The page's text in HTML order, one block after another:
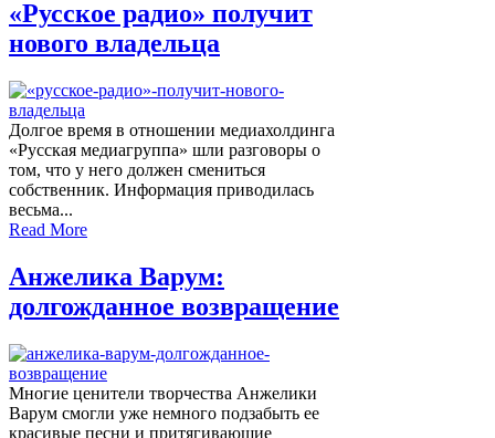
«Русское радио» получит
нового владельца
Долгое время в отношении медиахолдинга
«Русская медиагруппа» шли разговоры о
том, что у него должен смениться
собственник. Информация приводилась
весьма...
Read More
Анжелика Варум:
долгожданное возвращение
Многие ценители творчества Анжелики
Варум смогли уже немного подзабыть ее
красивые песни и притягивающие